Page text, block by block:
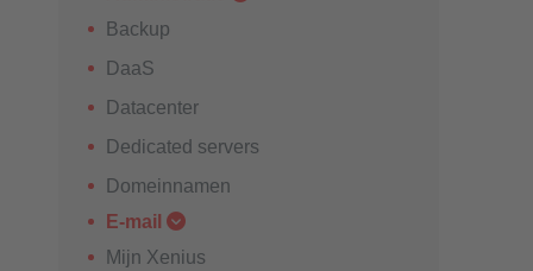
Backup
DaaS
Datacenter
Dedicated servers
Domeinnamen
E-mail
Mijn Xenius